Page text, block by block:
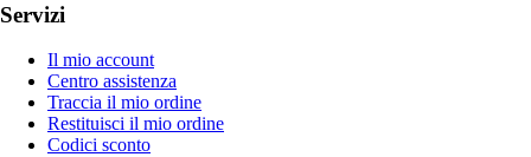
Servizi
Il mio account
Centro assistenza
Traccia il mio ordine
Restituisci il mio ordine
Codici sconto